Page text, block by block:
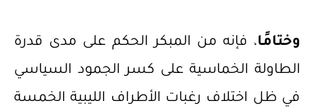
وختامًا، فإنه من المبكر الحكم على مدى قدرة
الطاولة الخماسية على كسر الجمود السياسي
في ظل اختلاف رغبات الأطراف الليبية الخمسة